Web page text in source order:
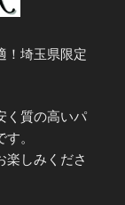
！埼玉県限定
く質の高いパ
。
楽しみくださ